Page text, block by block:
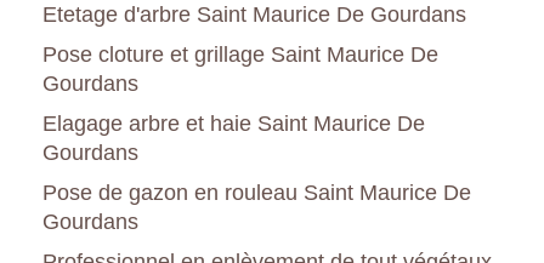
Etetage d'arbre Saint Maurice De Gourdans
Pose cloture et grillage Saint Maurice De
Gourdans
Elagage arbre et haie Saint Maurice De
Gourdans
Pose de gazon en rouleau Saint Maurice De
Gourdans